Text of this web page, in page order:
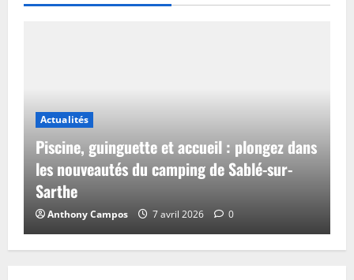
Actualités
Piscine, guinguette et accueil : plongez dans
les nouveautés du camping de Sablé-sur-
Sarthe
Anthony Campos 7 avril 2026 0